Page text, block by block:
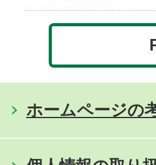
ホームページの